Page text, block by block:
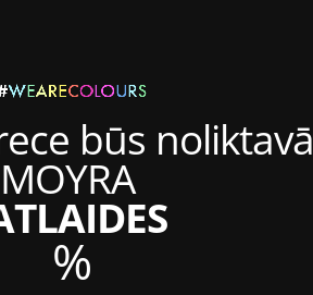
būs noliktavā
MOYRA
%